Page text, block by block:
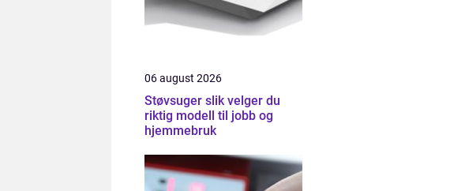
06 august 2026
Støvsuger slik velger du
riktig modell til jobb og
hjemmebruk